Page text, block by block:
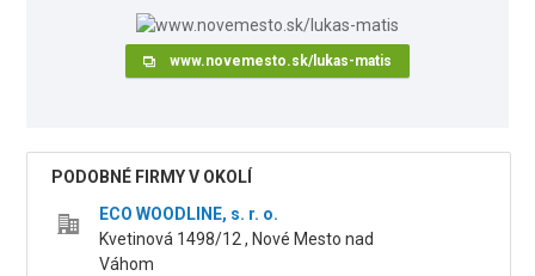
www.novemesto.sk/lukas-matis
PODOBNÉ FIRMY V OKOLÍ
ECO WOODLINE, s. r. o.
Kvetinová 1498/12 , Nové Mesto nad
Váhom